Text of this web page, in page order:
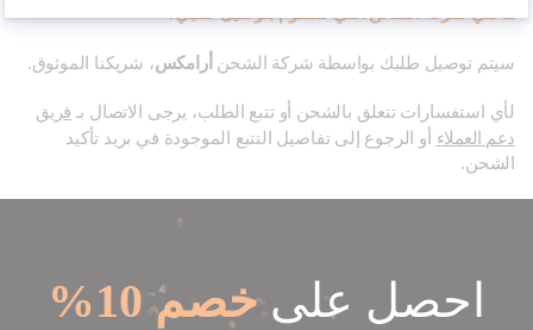
ما هي شركة الشحن التي ستقوم بتوصيل طلبي؟
سيتم توصيل طلبك بواسطة شركة الشحن أرامكس، شريكنا الموثوق.
لأي استفسارات تتعلق بالشحن أو تتبع الطلب، يرجى الاتصال بـ فريق
دعم العملاء أو الرجوع إلى تفاصيل التتبع الموجودة في بريد تأكيد
الشحن.
احصل علىخصم 10%